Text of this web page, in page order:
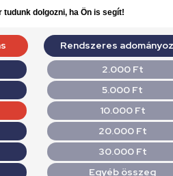
tudunk dolgozni, ha Ön is segít!